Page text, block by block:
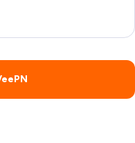
VeePN را رایگان بگیرید